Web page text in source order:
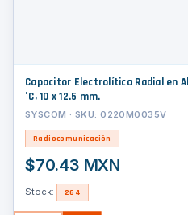
Capacitor Electrolítico Radial en
°C, 10 x 12.5 mm.
SYSCOM · SKU: 0220M0035V
Radiocomunicación
$70.43 MXN
Stock: 264